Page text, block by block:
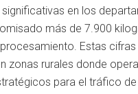
en los
más de 7.900
Estas
zonas rurales donde
para el tráfico